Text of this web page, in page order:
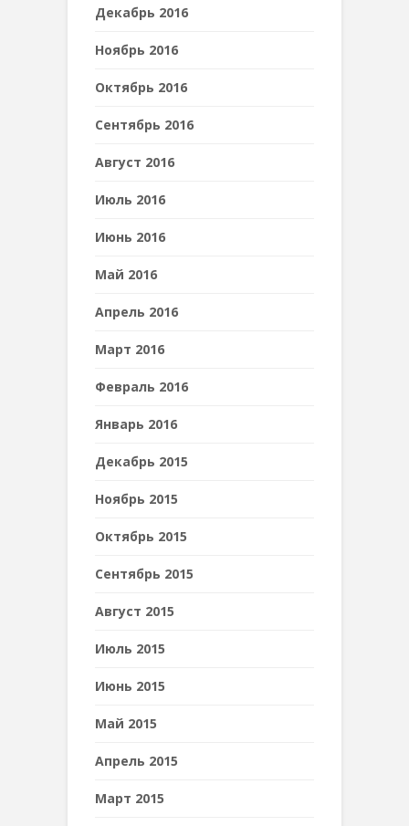
Декабрь 2016
Ноябрь 2016
Октябрь 2016
Сентябрь 2016
Август 2016
Июль 2016
Июнь 2016
Май 2016
Апрель 2016
Март 2016
Февраль 2016
Январь 2016
Декабрь 2015
Ноябрь 2015
Октябрь 2015
Сентябрь 2015
Август 2015
Июль 2015
Июнь 2015
Май 2015
Апрель 2015
Март 2015